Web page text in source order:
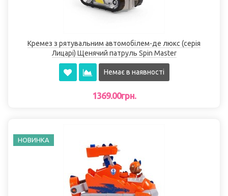
Кремез з рятувальним автомобілем-де люкс (серія
Лицарі) Щенячий патруль Spin Master
Немає в наявності
1369.00грн.
НОВИНКА